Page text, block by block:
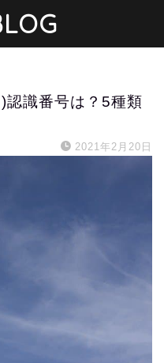
認識番号は？5種類
2021年2月20日